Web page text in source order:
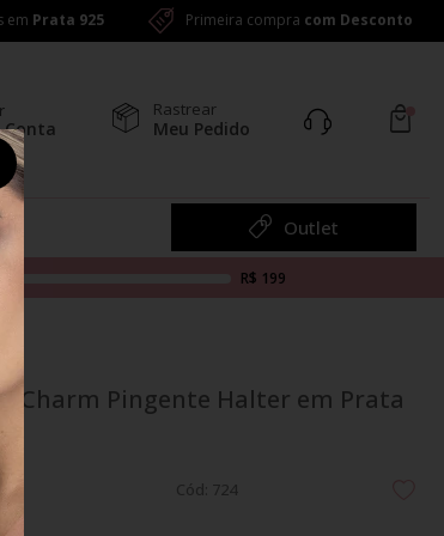
em Prata 925 Primeira compra com Desconto
Rastrear
Meu Pedido
Outlet
R$ 199
Charm Pingente Halter em Prata
Cód: 724